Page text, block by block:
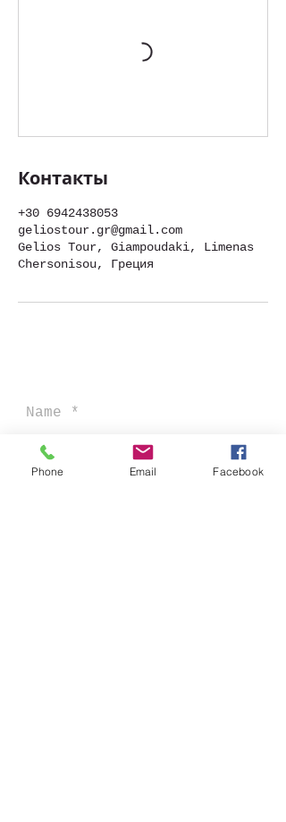
Контакты
+30 6942438053
geliostour.gr@gmail.com
Gelios Tour, Giampoudaki, Limenas
Chersonisou, Греция
Phone Email Facebook